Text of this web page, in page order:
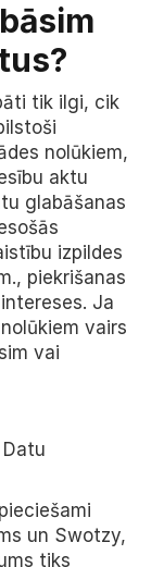
tik ilgi, cik
nolūkiem,
aktu
glabāšanas
izpildes
piekrišanas
Ja
vairs
vai
un Swotzy,
tiks